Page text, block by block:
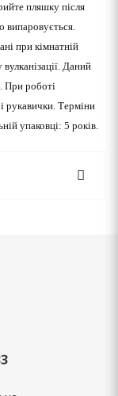
пляшку після
випаровується.
при кімнатній
Даний
При роботі
рукавички. Терміни
упаковці: 5 років.